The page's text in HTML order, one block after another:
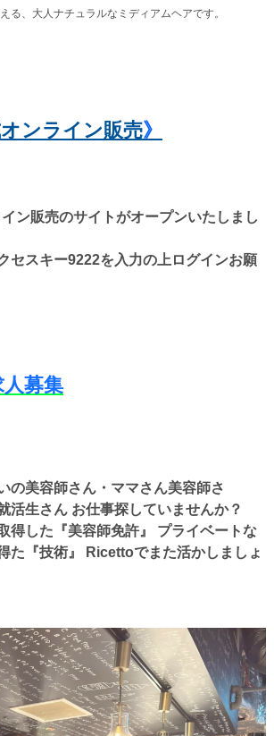
る、大人ナチュラルなミディアムヘアです。
オンライン販売》
ン販売のサイトがオープンいたしまし
セスキー9222を入力の上ログインお願
募集
の美容師さん・ママさん美容師さ
活生さん お仕事探していませんか？
得した『美容師免許』 プライベートな
た『技術』 Ricettoでまた活かしましょ